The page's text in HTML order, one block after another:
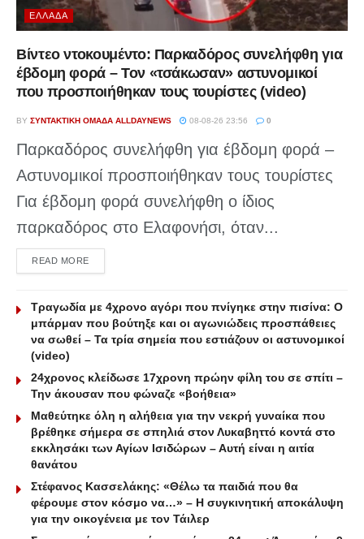
ΕΛΛΆΔΑ
Βίντεο ντοκουμέντο: Παρκαδόρος συνελήφθη για
έβδομη φορά – Τον «τσάκωσαν» αστυνομικοί
που προσποιήθηκαν τους τουρίστες (video)
BY ΣΥΝΤΑΚΤΙΚΉ ΟΜΆΔΑ ALLDAYNEWS 08-08-26 23:56 0
Παρκαδόρος συνελήφθη για έβδομη φορά –
Αστυνομικοί προσποιήθηκαν τους τουρίστες
Για έβδομη φορά συνελήφθη ο ίδιος
παρκαδόρος στο Ελαφονήσι, όταν...
READ MOREDETAILS
Τραγωδία με 4χρονο αγόρι που πνίγηκε στην πισίνα: O
μπάρμαν που βούτηξε και οι αγωνιώδεις προσπάθειες
να σωθεί – Τα τρία σημεία που εστιάζουν οι αστυνομικοί
(video)
24χρονος κλείδωσε 17χρονη πρώην φίλη του σε σπίτι –
Την άκουσαν που φώναζε «βοήθεια»
Μαθεύτηκε όλη η αλήθεια για την νεκρή γυναίκα που
βρέθηκε σήμερα σε σπηλιά στον Λυκαβηττό κοντά στο
εκκλησάκι των Αγίων Ισιδώρων – Αυτή είναι η αιτία
θανάτου
Στέφανος Κασσελάκης: «Θέλω τα παιδιά που θα
φέρουμε στον κόσμο να…» – Η συγκινητική αποκάλυψη
για την οικογένεια με τον Τάιλερ